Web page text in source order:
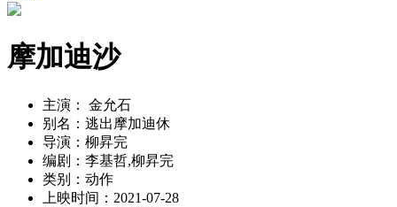
摩加迪沙
主演：
金允石
别名： 逃出摩加迪休
导演： 柳昇完
编剧： 李基哲,柳昇完
类别： 动作
上映时间： 2021-07-28